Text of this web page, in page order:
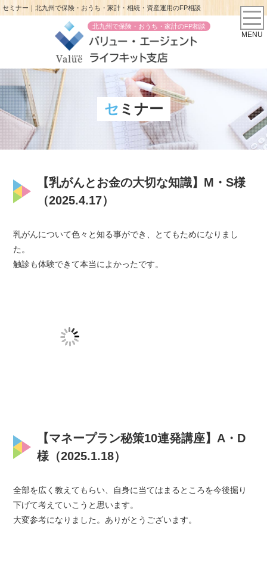
セミナー｜北九州で保険・おうち・家計・相続・資産運用のFP相談
北九州で保険・おうち・家計のFP相談
MENU
セミナー
【乳がんとお金の大切な知識】M・S様
（2025.4.17）
乳がんについて色々と知る事ができ、とてもためになりまし
た。
触診も体験できて本当によかったです。
【マネープラン秘策10連発講座】A・D
様（2025.1.18）
全部を広く教えてもらい、自身に当てはまるところを今後掘り
下げて考えていこうと思います。
大変参考になりました。ありがとうございます。